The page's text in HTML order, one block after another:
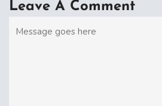
Leave A Comment